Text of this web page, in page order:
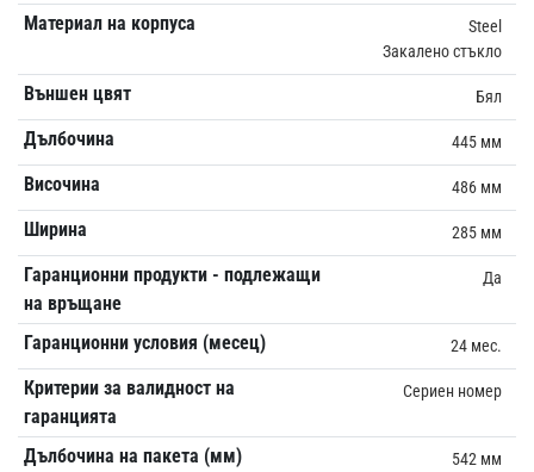
Материал на корпуса
Steel
Закалено стъкло
Външен цвят Бял
Дълбочина 445 мм
Височина 486 мм
Ширина 285 мм
Гаранционни продукти - подлежащи
на връщане
Да
Гаранционни условия (месец) 24 мес.
Критерии за валидност на
гаранцията
Сериен номер
Дълбочина на пакета (мм) 542 мм